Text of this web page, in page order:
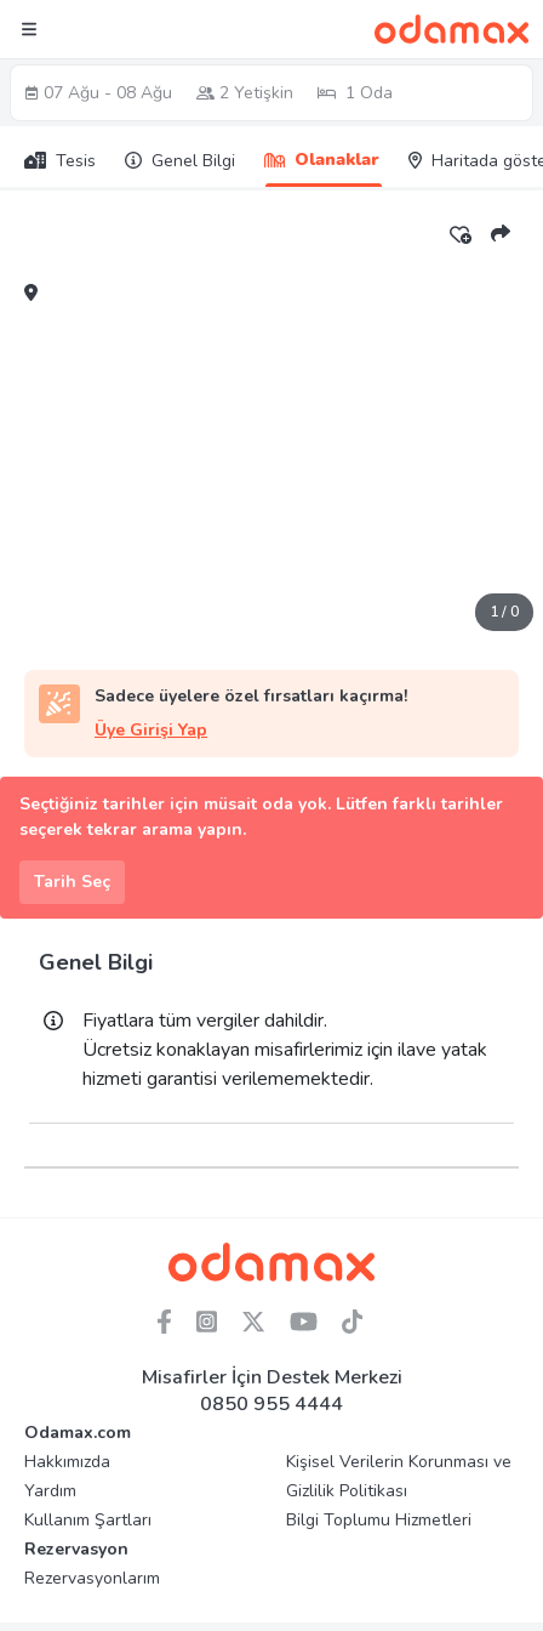
07 Ağu - 08 Ağu 2 Yetişkin 1 Oda
Tesis Genel Bilgi Olanaklar Haritada
1/0
Sadece üyelere özel fırsatları kaçırma!
Üye Girişi Yap
Seçtiğiniz tarihler için müsait oda yok. Lütfen farklı tarihler
seçerek tekrar arama yapın.
Tarih Seç
Genel Bilgi
Fiyatlara tüm vergiler dahildir.
Ücretsiz konaklayan misafirlerimiz için ilave yatak
hizmeti garantisi verilememektedir.
Misafirler İçin Destek Merkezi
0850 955 4444
Odamax.com
Hakkımızda
Yardım
Kullanım Şartları
Kişisel Verilerin Korunması ve
Gizlilik Politikası
Bilgi Toplumu Hizmetleri
Rezervasyon
Rezervasyonlarım